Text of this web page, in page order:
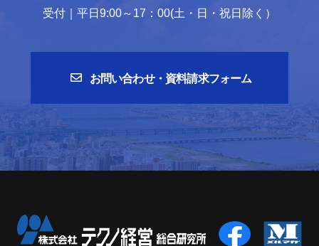
受付｜平日9:00～17：00(土・日・祝日除く）
お問い合わせ・資料請求フォーム